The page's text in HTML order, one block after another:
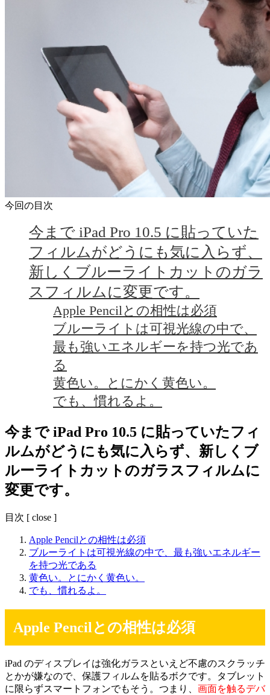
今回の目次
今まで iPad Pro 10.5 に貼っていた
フィルムがどうにも気に入らず、
新しくブルーライトカットのガラ
スフィルムに変更です。
Apple Pencilとの相性は必須
ブルーライトは可視光線の中で、
最も強いエネルギーを持つ光であ
る
黄色い。とにかく黄色い。
でも、慣れるよ。
今まで iPad Pro 10.5 に貼っていたフィ
ルムがどうにも気に入らず、新しくブ
ルーライトカットのガラスフィルムに
変更です。
目次 [ close ]
Apple Pencilとの相性は必須
ブルーライトは可視光線の中で、最も強いエネルギー
を持つ光である
黄色い。とにかく黄色い。
でも、慣れるよ。
Apple Pencilとの相性は必須
iPad のディスプレイは強化ガラスといえど不慮のスクラッチ
とかが嫌なので、保護フィルムを貼るボクです。タブレット
に限らずスマートフォンでもそう。つまり、 画面を触るデバ